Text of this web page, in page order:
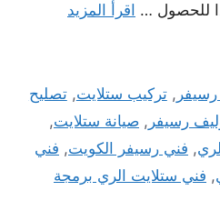
للحصول … اقرأ المزيد
,تركيب ستلايت,تصليح
رسيفر , صيانة ستلايت,
, فني رسيفر الكويت, فني
, فني ستلايت الري برمجة